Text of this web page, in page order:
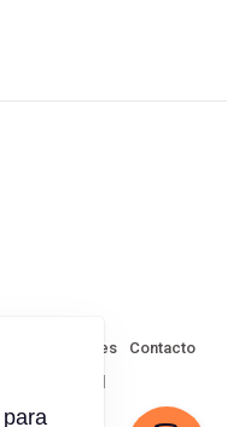
de Cookies
Contacto
reservados |